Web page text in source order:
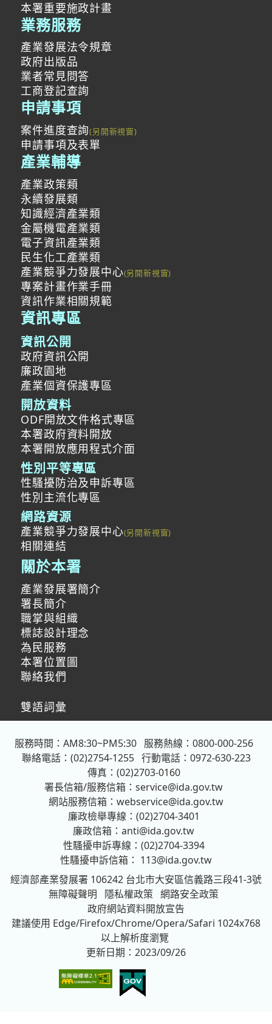
本署重要施政計畫
業務服務
產業發展法令規章
政府出版品
業者常見問答
工商登記查詢
申請事項
案件進度查詢
申請事項及表單
產業輔導
產業政策類
永續發展類
知識經濟產業類
金屬機電產業類
電子資訊產業類
民生化工產業類
產業競爭力發展中心
專案計畫作業手冊
資訊作業相關規範
資訊專區
資訊公開
政府資訊公開
廉政園地
產業個資保護專區
開放資料
ODF開放文件格式專區
本署政府資料開放
本署開放應用程式介面
性別平等專區
性騷擾防治及申訴專區
性別主流化專區
網路資源
產業競爭力發展中心
相關連結
關於本署
產業發展署簡介
署長簡介
職掌與組織
標誌設計理念
為民服務
本署位置圖
聯絡我們
雙語詞彙
服務時間：AM8:30~PM5:30
服務熱線：0800-000-256
聯絡電話：(02)2754-1255 行動電話：0972-630-223
傳真：(02)2703-0160
署長信箱/服務信箱： service@ida.gov.tw
網站服務信箱： webservice@ida.gov.tw
廉政檢舉專線：(02)2704-3401
廉政信箱： anti@ida.gov.tw
性騷擾申訴專線：(02)2704-3394
性騷擾申訴信箱： 113@ida.gov.tw
經濟部產業發展署 106242 台北市大安區信義路三段41-3號
無障礙聲明
隱私權政策 網路安全政策
政府網站資料開放宣告
建議使用 Edge/Firefox/Chrome/Opera/Safari 1024x768
以上解析度瀏覽
更新日期：2023/09/26